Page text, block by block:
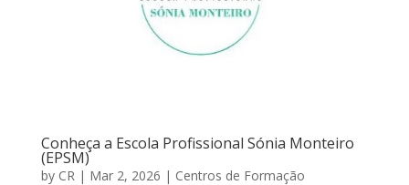
Conheça a Escola Profissional Sónia Monteiro
(EPSM)
by CR | Mar 2, 2026 | Centros de Formação